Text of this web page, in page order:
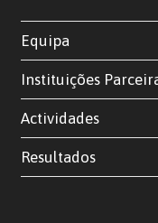
Equipa
Instituições
Actividades
Resultados